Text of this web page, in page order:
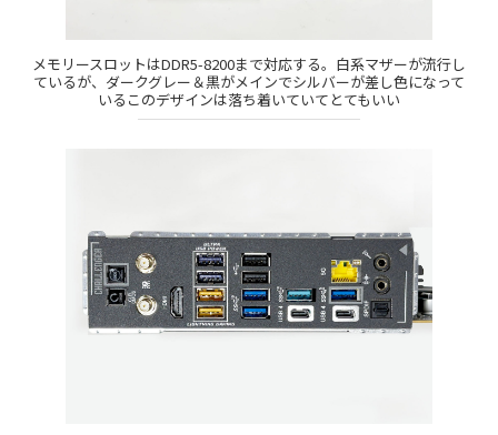
メモリースロットはDDR5-8200まで対応する。白系マザーが流行し
ているが、ダークグレー＆黒がメインでシルバーが差し色になって
いるこのデザインは落ち着いていてとてもいい